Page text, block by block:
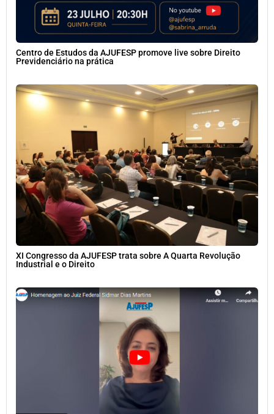
Centro de Estudos da AJUFESP promove live sobre Direito
Previdenciário na prática
XI Congresso da AJUFESP trata sobre A Quarta Revolução
Industrial e o Direito